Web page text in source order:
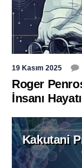
19 Kasım 2025
Roger
İnsanı
Kakutani